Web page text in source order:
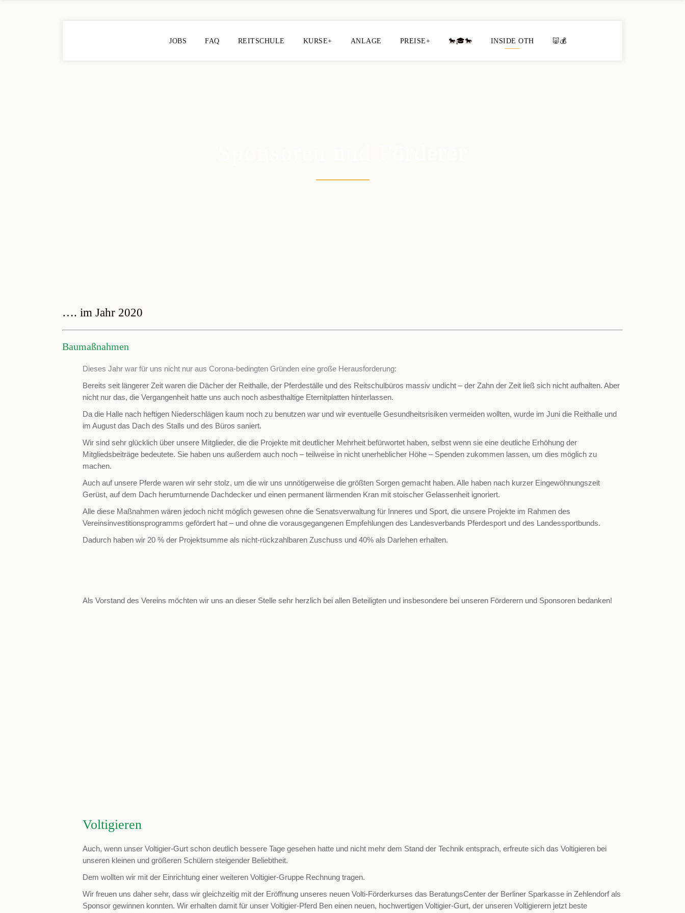
JOBS FAQ REITSCHULE KURSE+ ANLAGE PREISE+ 🐎🎓🐎 INSIDE OTH 🐷💰
…. im Jahr 2020
Baumaßnahmen
Dieses Jahr war für uns nicht nur aus Corona-bedingten Gründen eine große Herausforderung:
Bereits seit längerer Zeit waren die Dächer der Reithalle, der Pferdeställe und des Reitschulbüros massiv undicht – der Zahn der Zeit ließ sich nicht aufhalten. Aber
nicht nur das, die Vergangenheit hatte uns auch noch asbesthaltige Eternitplatten hinterlassen.
Da die Halle nach heftigen Niederschlägen kaum noch zu benutzen war und wir eventuelle Gesundheitsrisiken vermeiden wollten, wurde im Juni die Reithalle und
im August das Dach des Stalls und des Büros saniert.
Wir sind sehr glücklich über unsere Mitglieder, die die Projekte mit deutlicher Mehrheit befürwortet haben, selbst wenn sie eine deutliche Erhöhung der
Mitgliedsbeiträge bedeutete. Sie haben uns außerdem auch noch – teilweise in nicht unerheblicher Höhe – Spenden zukommen lassen, um dies möglich zu
machen.
Auch auf unsere Pferde waren wir sehr stolz, um die wir uns unnötigerweise die größten Sorgen gemacht haben. Alle haben nach kurzer Eingewöhnungszeit
Gerüst, auf dem Dach herumturnende Dachdecker und einen permanent lärmenden Kran mit stoischer Gelassenheit ignoriert.
Alle diese Maßnahmen wären jedoch nicht möglich gewesen ohne die Senatsverwaltung für Inneres und Sport, die unsere Projekte im Rahmen des
Vereinsinvestitionsprogramms gefördert hat – und ohne die vorausgegangenen Empfehlungen des Landesverbands Pferdesport und des Landessportbunds.
Dadurch haben wir 20 % der Projektsumme als nicht-rückzahlbaren Zuschuss und 40% als Darlehen erhalten.
Als Vorstand des Vereins möchten wir uns an dieser Stelle sehr herzlich bei allen Beteiligten und insbesondere bei unseren Förderern und Sponsoren bedanken!
Voltigieren
Auch, wenn unser Voltigier-Gurt schon deutlich bessere Tage gesehen hatte und nicht mehr dem Stand der Technik entsprach, erfreute sich das Voltigieren bei
unseren kleinen und größeren Schülern steigender Beliebtheit.
Dem wollten wir mit der Einrichtung einer weiteren Voltigier-Gruppe Rechnung tragen.
Wir freuen uns daher sehr, dass wir gleichzeitig mit der Eröffnung unseres neuen Volti-Förderkurses das BeratungsCenter der Berliner Sparkasse in Zehlendorf als
Sponsor gewinnen konnten. Wir erhalten damit für unser Voltigier-Pferd Ben einen neuen, hochwertigen Voltigier-Gurt, der unseren Voltigierern jetzt beste